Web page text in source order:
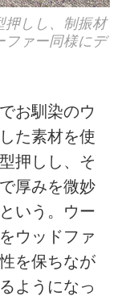
押しし、制振材
ファー同様にデ
お馴染のウ
た素材を使
押しし、そ
厚みを微妙
いう。ウー
ウッドファ
を保ちなが
ようになっ